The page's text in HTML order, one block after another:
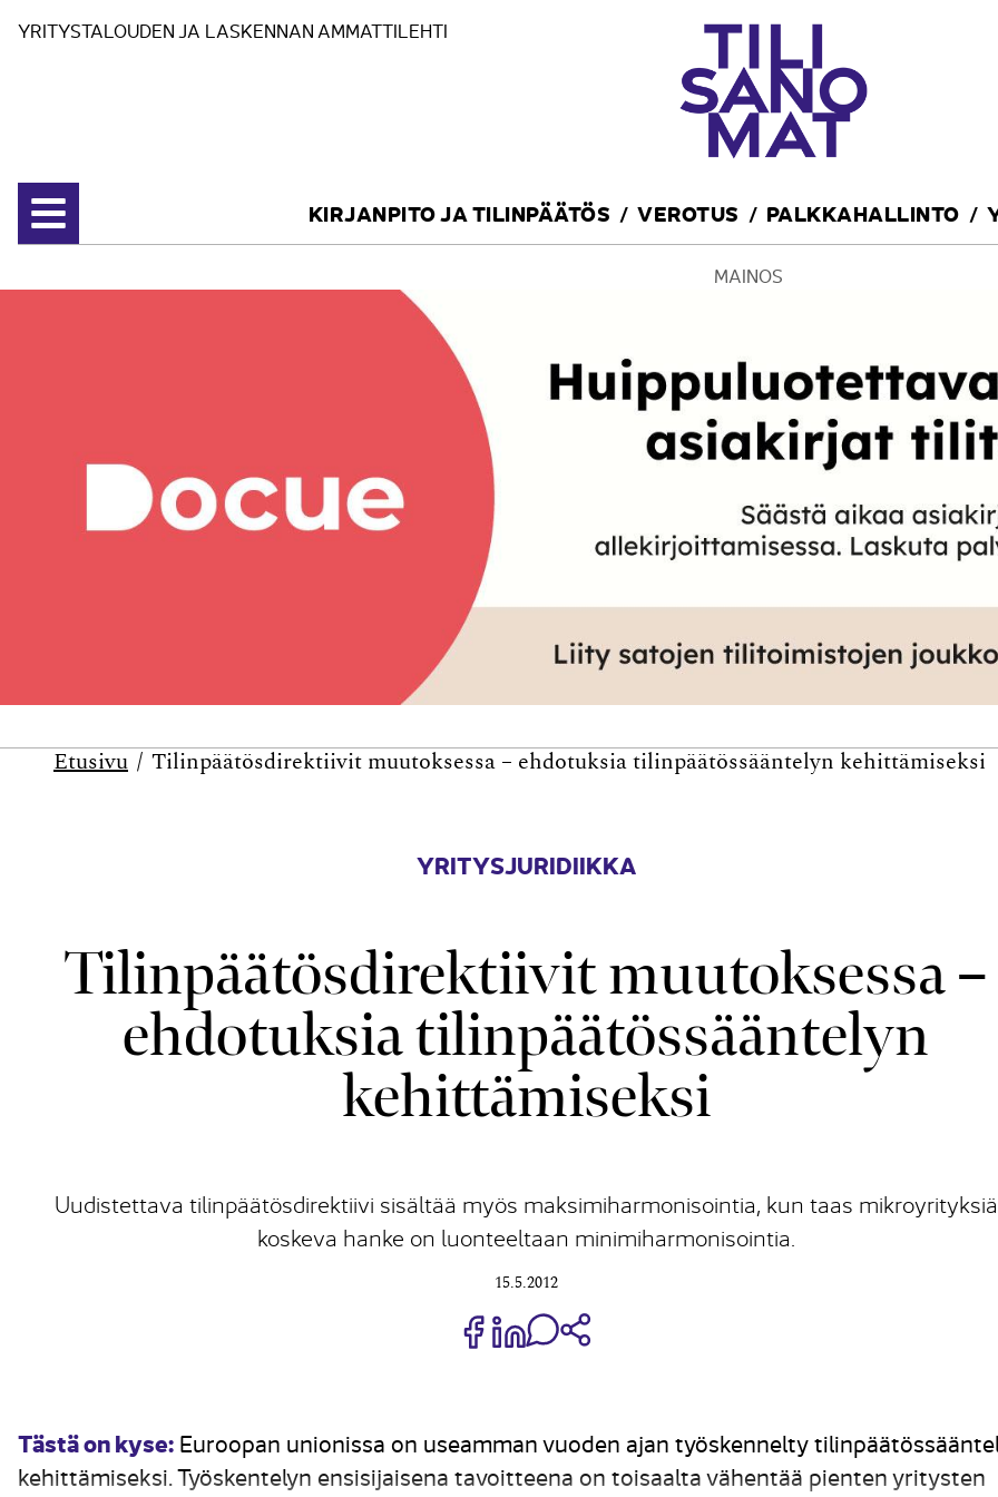
YRITYSTALOUDEN JA LASKENNAN AMMATTILEHTI
Avaa valikko
KIRJANPITO JA TILINPÄÄTÖS VEROTUS PALKKAHALLINTO
MAINOS
Etusivu Tilinpäätösdirektiivit muutoksessa – ehdotuksia tilinpäätössääntelyn kehittämiseksi
YRITYSJURIDIIKKA
Tilinpäätösdirektiivit muutoksessa –
ehdotuksia tilinpäätössääntelyn
kehittämiseksi
Uudistettava tilinpäätösdirektiivi sisältää myös maksimiharmonisointia, kun taas mikroyrityksiä
koskeva hanke on luonteeltaan minimiharmonisointia.
15.5.2012
Jaa Share on Facebook
Jaa Share on LinkedIn
Jaa WhatsApp-viestinä
Tästä on kyse: Euroopan unionissa on useamman vuoden ajan työskennelty
kehittämiseksi. Työskentelyn ensisijaisena tavoitteena on toisaalta vähentää pienten yritysten